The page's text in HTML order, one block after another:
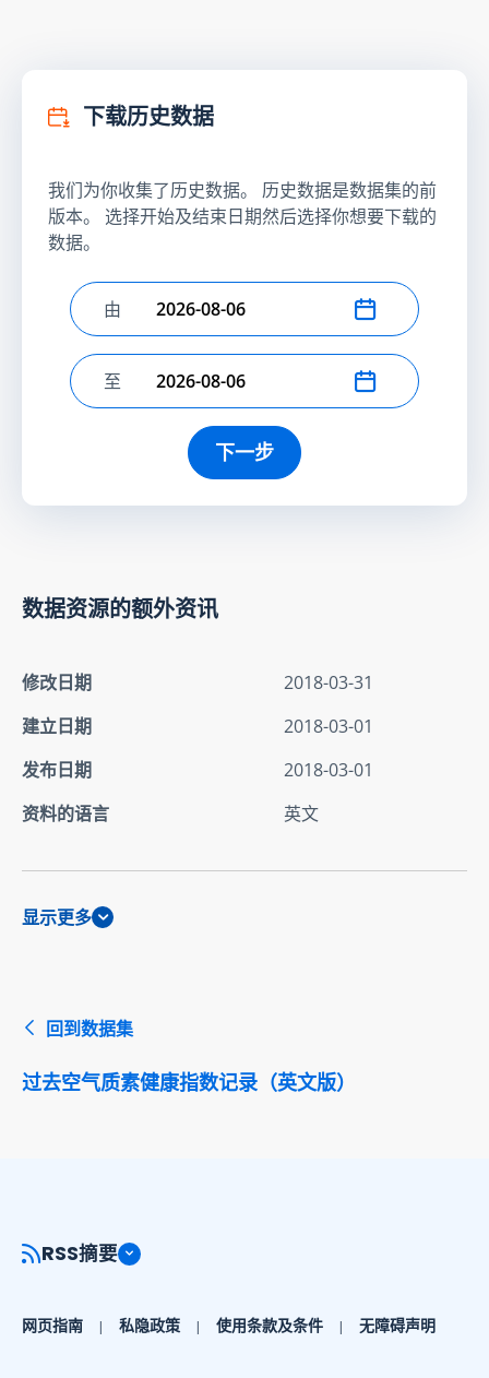
下载历史数据
我们为你收集了历史数据。 历史数据是数据集的前
版本。 选择开始及结束日期然后选择你想要下载的
数据。
选择开始日期
由
选择结束日期
至
下一步
数据资源的额外资讯
修改日期
2018-03-31
建立日期
2018-03-01
发布日期
2018-03-01
资料的语言
英文
显示更多
回到数据集
过去空气质素健康指数记录（英文版）
RSS摘要
网页指南 私隐政策 使用条款及条件 无障碍声明